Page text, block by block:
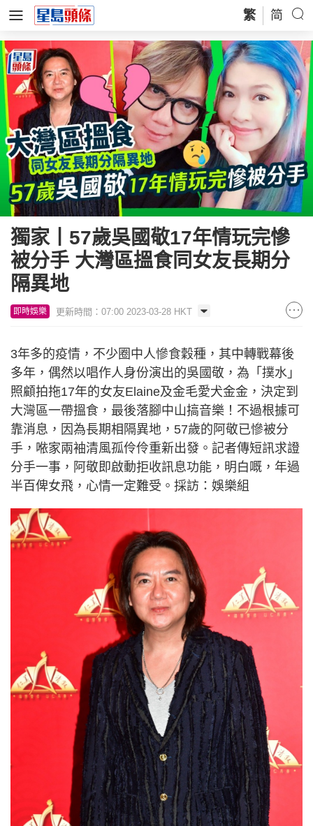
繁 简
獨家丨57歲吳國敬17年情玩完慘
被分手 大灣區搵食同女友長期分
隔異地
即時娛樂 更新時間：07:00 2023-03-28 HKT
3年多的疫情，不少圈中人慘食穀種，其中轉戰幕後
多年，偶然以唱作人身份演出的吳國敬，為「撲水」
照顧拍拖17年的女友Elaine及金毛愛犬金金，決定到
大灣區一帶搵食，最後落腳中山搞音樂！不過根據可
靠消息，因為長期相隔異地，57歲的阿敬已慘被分
手，𠵱家兩袖清風孤伶伶重新出發。記者傳短訊求證
分手一事，阿敬即啟動拒收訊息功能，明白嘅，年過
半百俾女飛，心情一定難受。採訪：娛樂組